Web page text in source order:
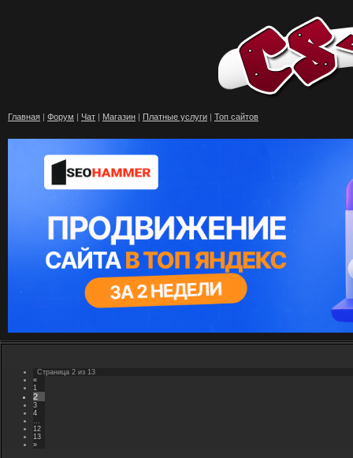
Главная | Форум | Чат | Магазин | Платные услуги | Топ сайтов
Страница 2 из 13
«
1
2
3
4
12
13
»